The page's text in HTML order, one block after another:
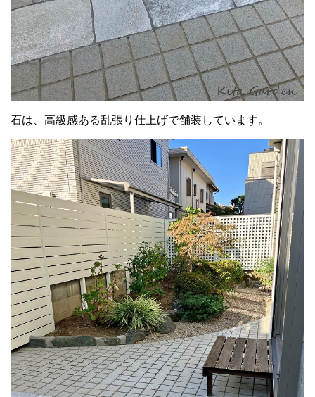
石は、高級感ある乱張り仕上げで舗装しています。